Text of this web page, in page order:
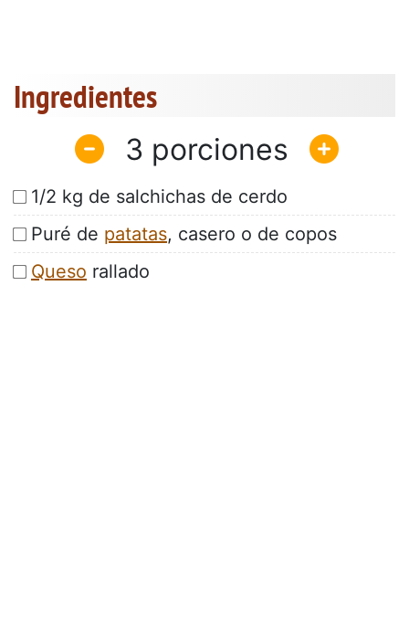
Ingredientes
3
1/2 kg de salchichas de cerdo
Puré de patatas, casero o de copos
Queso rallado